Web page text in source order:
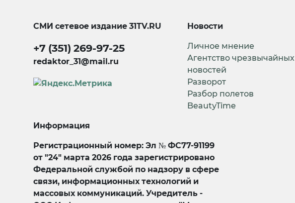
СМИ сетевое издание31TV.RU
+7 (351) 269-97-25
redaktor_31@mail.ru
Новости
Личное мнение
Агентство чрезвычайных
новостей
Разворот
Разбор полетов
BeautyTime
Информация
Регистрационный номер: Эл № ФС77-91199
от "24" марта 2026 года зарегистрировано
Федеральной службой по надзору в сфере
связи, информационных технологий и
массовых коммуникаций. Учредитель -